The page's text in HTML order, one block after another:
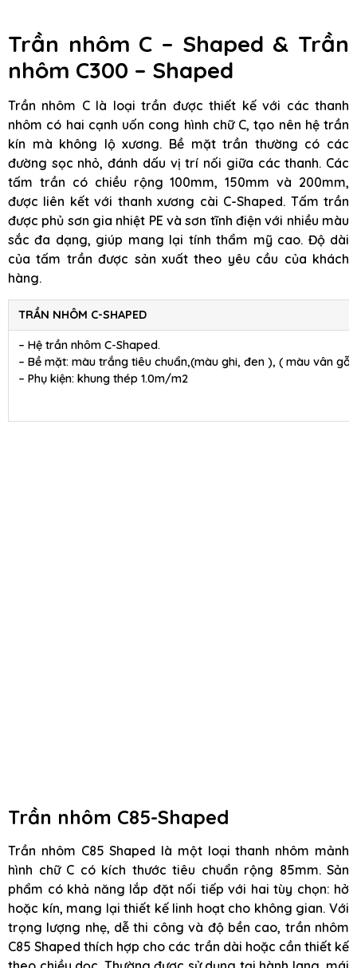
Trần nhôm C – Shaped & Trần
nhôm C300 – Shaped
Trần nhôm C là loại trần được thiết kế với các thanh
nhôm có hai cạnh uốn cong hình chữ C, tạo nên hệ trần
kín mà không lộ xương. Bề mặt trần thường có các
đường sọc nhỏ, đánh dấu vị trí nối giữa các thanh. Các
tấm trần có chiều rộng 100mm, 150mm và 200mm,
được liên kết với thanh xương cài C-Shaped. Tấm trần
được phủ sơn gia nhiệt PE và sơn tĩnh điện với nhiều màu
sắc đa dạng, giúp mang lại tính thẩm mỹ cao. Độ dài
của tấm trần được sản xuất theo yêu cầu của khách
hàng.
TRẦN NHÔM C-SHAPED
– Hệ trần nhôm C-Shaped.
– Bề mặt: màu trắng tiêu chuẩn,(màu ghi, đen ), ( màu vân gỗ
– Phụ kiện: khung thép 1.0m/m2
Trần nhôm C85-Shaped
Trần nhôm C85 Shaped là một loại thanh nhôm mảnh
hình chữ C có kích thước tiêu chuẩn rộng 85mm. Sản
phẩm có khả năng lắp đặt nối tiếp với hai tùy chọn: hở
hoặc kín, mang lại thiết kế linh hoạt cho không gian. Với
trọng lượng nhẹ, dễ thi công và độ bền cao, trần nhôm
C85 Shaped thích hợp cho các trần dài hoặc cần thiết kế